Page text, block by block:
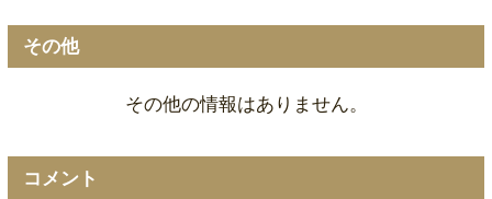
その他
その他の情報はありません。
コメント